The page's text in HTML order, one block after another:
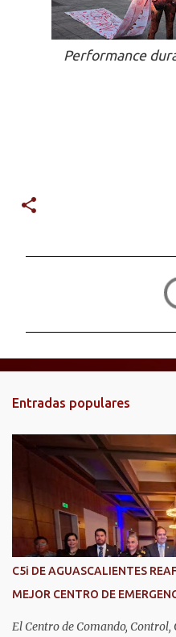
Performance
n
t
s
Entradas populares
C5i DE AGUASCALIENTES
MEJOR CENTRO DE
El Centro de Comando, Control,